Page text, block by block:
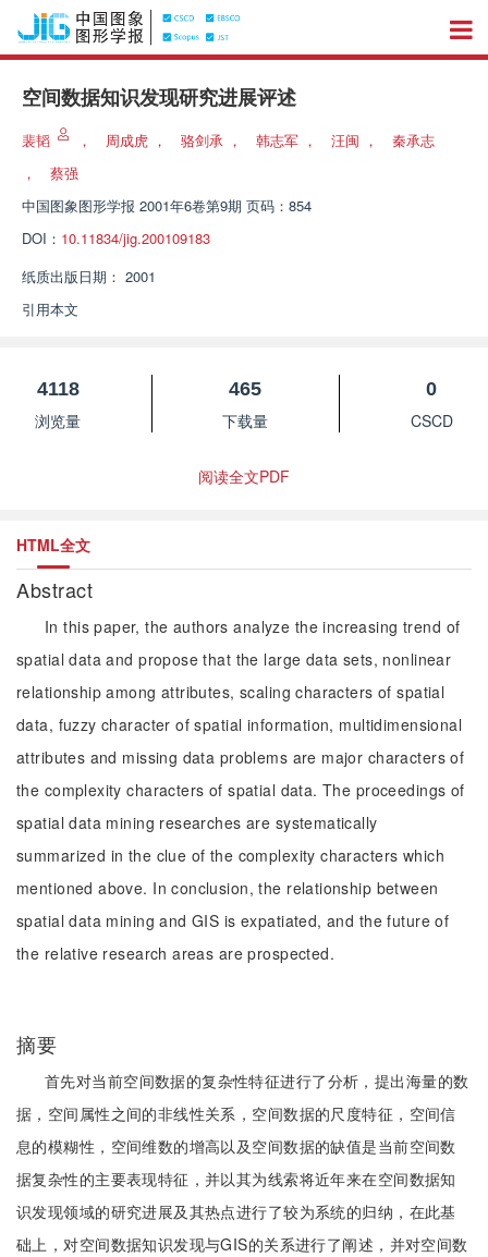
空间数据知识发现研究进展评述
裴韬 ， 周成虎 ， 骆剑承 ， 韩志军 ， 汪闽 ，
秦承志
，
蔡强
中国图象图形学报 2001年6卷第9期 页码：854
DOI： 10.11834/jig.200109183
纸质出版日期： 2001
引用本文
4118
浏览量
465
下载量
0
CSCD
阅读全文PDF
HTML全文
Abstract
In this paper, the authors analyze the increasing trend of
spatial data and propose that the large data sets, nonlinear
relationship among attributes, scaling characters of spatial
data, fuzzy character of spatial information, multidimensional
attributes and missing data problems are major characters of
the complexity characters of spatial data. The proceedings of
spatial data mining researches are systematically
summarized in the clue of the complexity characters which
mentioned above. In conclusion, the relationship between
spatial data mining and GIS is expatiated, and the future of
the relative research areas are prospected.
摘要
首先对当前空间数据的复杂性特征进行了分析，提出海量的数
据，空间属性之间的非线性关系，空间数据的尺度特征，空间信
息的模糊性，空间维数的增高以及空间数据的缺值是当前空间数
据复杂性的主要表现特征，并以其为线索将近年来在空间数据知
识发现领域的研究进展及其热点进行了较为系统的归纳，在此基
础上，对空间数据知识发现与GIS的关系进行了阐述，并对空间数